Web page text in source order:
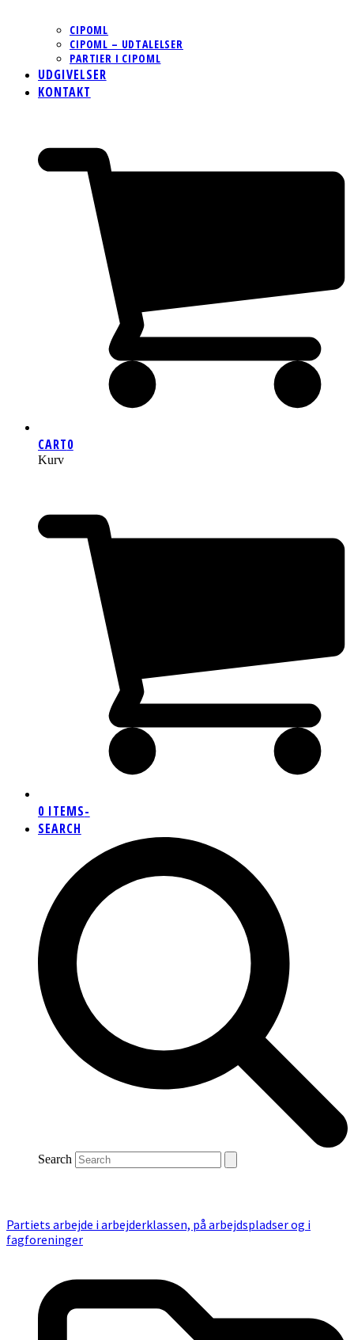
CIPOML
CIPOML – UDTALELSER
PARTIER I CIPOML
UDGIVELSER
KONTAKT
CART0
Kurv
0 ITEMS-
SEARCH
Search
Partiets arbejde i arbejderklassen, på arbejdspladser og i
fagforeninger